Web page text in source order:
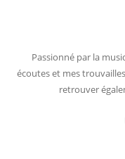
Passionné par la
écoutes et mes
retrouver